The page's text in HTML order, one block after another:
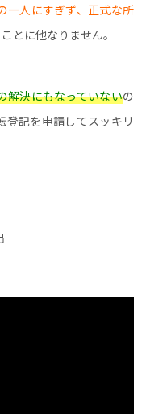
一人にすぎず、正式な所
とに他なりません。
解決にもなっていないの
登記を申請してスッキリ